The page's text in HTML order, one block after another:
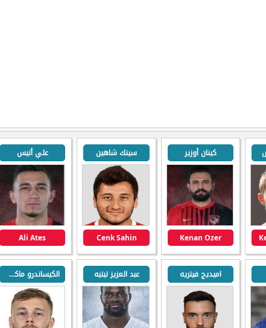
كينان أوزير
Kenan Ozer
سينك شاهين
Cenk Sahin
علي أتيس
Ali Ates
اميديج فيتريه عبد العزيز تيتيه الكيساندرو ماكسيم